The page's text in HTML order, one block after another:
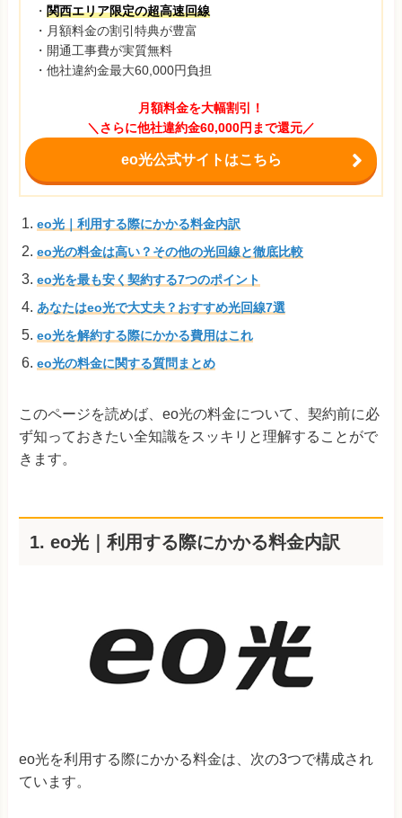
・ 関西エリア限定の超高速回線
・月額料金の割引特典が豊富
・開通工事費が実質無料
・他社違約金最大60,000円負担
月額料金を大幅割引！
＼さらに他社違約金60,000円まで還元／
eo光公式サイトはこちら
eo光｜利用する際にかかる料金内訳
eo光の料金は高い？その他の光回線と徹底比較
eo光を最も安く契約する7つのポイント
あなたはeo光で大丈夫？おすすめ光回線7選
eo光を解約する際にかかる費用はこれ
eo光の料金に関する質問まとめ
このページを読めば、eo光の料金について、契約前に必
ず知っておきたい全知識をスッキリと理解することがで
きます。
1. eo光｜利用する際にかかる料金内訳
eo光を利用する際にかかる料金は、次の3つで構成され
ています。